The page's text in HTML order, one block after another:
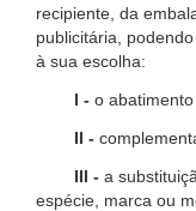
recipiente, da
publicitária,
à sua escolha:
I - o
II -
III - a
espécie, marca ou